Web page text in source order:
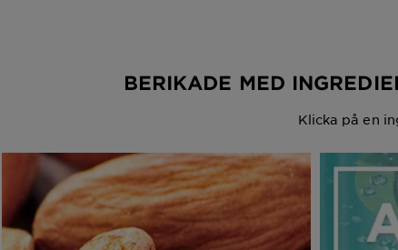
BERIKADE MED
Klicka på en